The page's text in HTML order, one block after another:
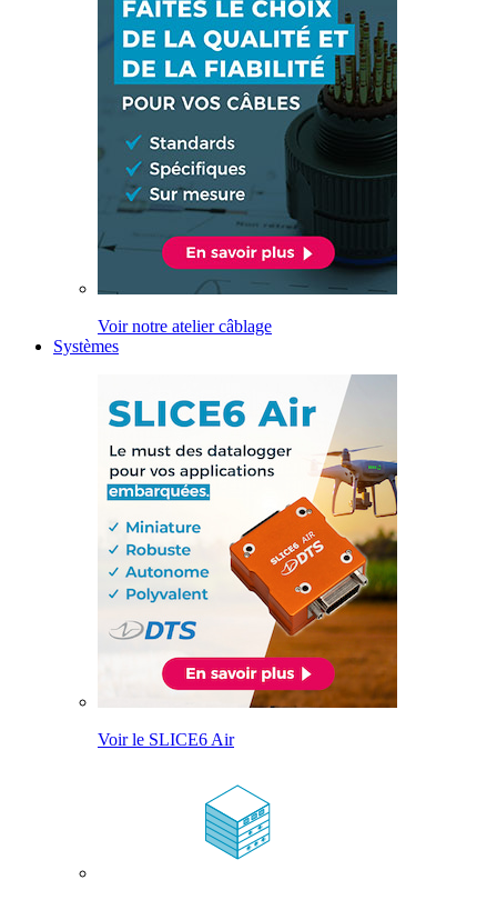
Voir notre atelier câblage
Systèmes
Voir le SLICE6 Air